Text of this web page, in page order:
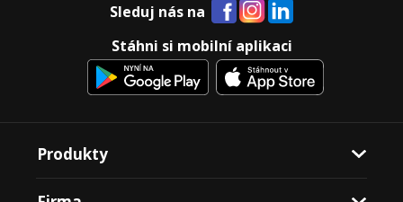
Sleduj nás na
Stáhni si mobilní aplikaci
Produkty